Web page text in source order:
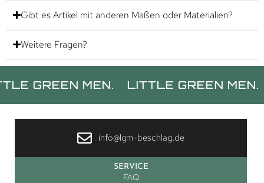
Gibt es Artikel mit anderen Maßen oder Materialien?
Weitere Fragen?
MEN. LITTLE GREEN MEN.
info@lgm-beschlag.de
SERVICE
FAQ